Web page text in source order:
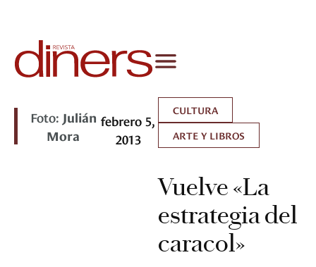
Foto: Julián
Mora
febrero 5,
2013
CULTURA
ARTE Y LIBROS
Vuelve «La
estrategia del
caracol»